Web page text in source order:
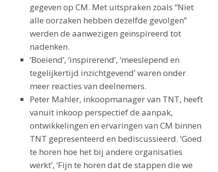
gegeven op CM. Met uitspraken zoals “Niet
alle oorzaken hebben dezelfde gevolgen”
werden de aanwezigen geïnspireerd tot
nadenken.
‘Boeiend’, ‘inspirerend’, ‘meeslepend en
tegelijkertijd inzichtgevend’ waren onder
meer reacties van deelnemers.
Peter Mahler, inkoopmanager van TNT, heeft
vanuit inkoop perspectief de aanpak,
ontwikkelingen en ervaringen van CM binnen
TNT gepresenteerd en bediscussieerd. ‘Goed
te horen hoe het bij andere organisaties
werkt’, ‘Fijn te horen dat de stappen die we